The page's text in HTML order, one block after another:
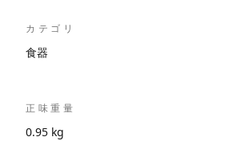
カテゴリ
食器
正味重量
0.95 kg